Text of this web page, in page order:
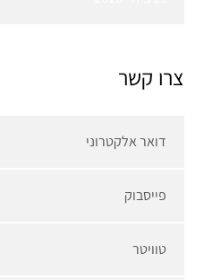
צרו קשר
דואר אלקטרוני
פייסבוק
טוויטר